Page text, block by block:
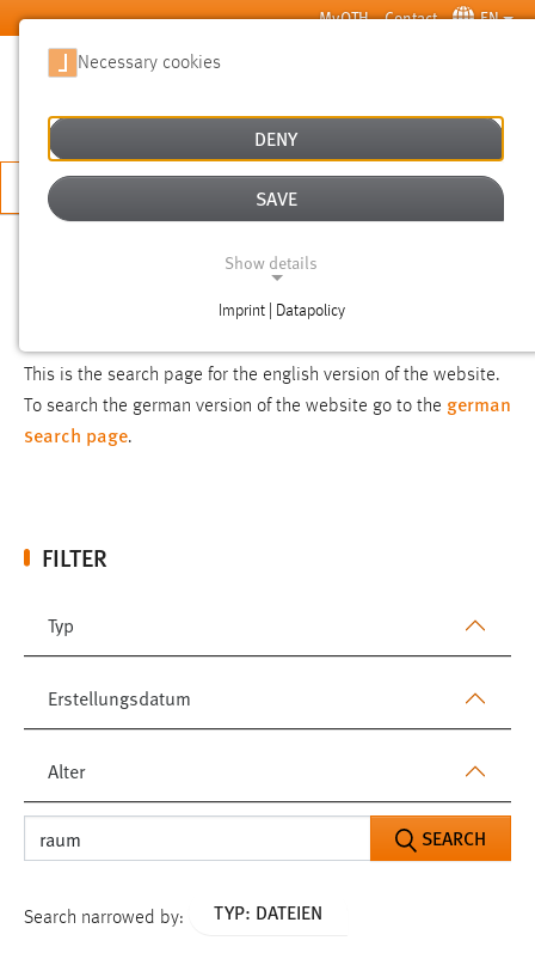
Skip to main content MyOTH Contact EN
APPLY NOW
This is the search page for the english version of the website.
To search the german version of the website go to the german
search page.
FILTER
Typ
Erstellungsdatum
Alter
SEARCH
Search narrowed by: TYP: DATEIEN
Necessary cookies
DENY
SAVE
Show details
Imprint | Datapolicy